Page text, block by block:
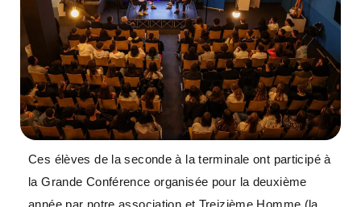
Ces élèves de la seconde à la terminale ont participé à
la Grande Conférence organisée pour la deuxième
année par notre association et Treizième Homme (la